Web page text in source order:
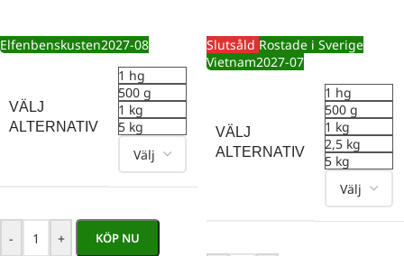
Elfenbenskusten2027-08
VÄLJ
ALTERNATIV
1 hg
500 g
1 kg
5 kg
- + KÖP NU
Slutsåld Rostade i Sverige
Vietnam2027-07
VÄLJ
ALTERNATIV
1 hg
500 g
1 kg
2,5 kg
5 kg